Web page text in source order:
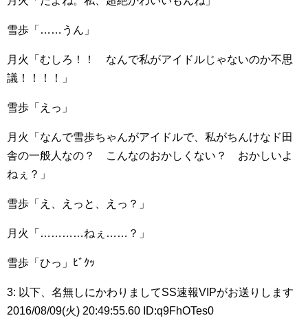
雪歩「……うん」
月火「むしろ！！ なんで私がアイドルじゃないのか不思
議！！！！」
雪歩「えっ」
月火「なんで雪歩ちゃんがアイドルで、私がちんけなド田
舎の一般人なの？ こんなのおかしくない？ おかしいよ
ねぇ？」
雪歩「え、えっと、えっ？」
月火「…………ねぇ……？」
雪歩「ひっ」ﾋﾞｸｯ
3: 以下、名無しにかわりましてSS速報VIPがお送りします
2016/08/09(火) 20:49:55.60 ID:q9FhOTes0